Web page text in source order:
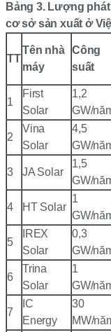
Bảng 3. Lượng
cơ sở sản xuất ở
TT
Tên nhà
máy
Công
suất
1
First
Solar
1,2
GW/
2
Vina
Solar
4,5
GW/
3 JA Solar
1,5
GW/
4 HT Solar
1
GW/
5
IREX
Solar
0,3
GW/
6
Trina
Solar
1
GW/
7
IC
Energy
30
MW/